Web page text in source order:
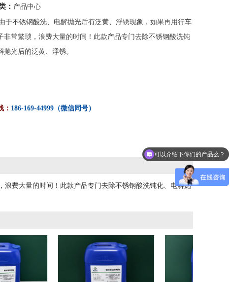
： 产品中心
于不锈钢酸洗、电解抛光后有泛黄、浮锈现象，如果再用行车
非常繁琐，浪费大量的时间！此款产品专门去除不锈钢酸洗钝
抛光后的泛黄、浮锈。
： 186-169-44999（微信同号）
费大量的时间！此款产品专门去除不锈钢酸洗钝化、电解抛
你们是怎么收费的呢？